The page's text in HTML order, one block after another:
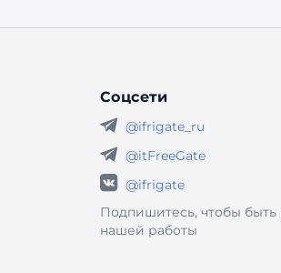
Соцсети
@ifrigate_ru
@itFreeGate
@ifrigate
Подпишитесь, чтобы быть
нашей работы